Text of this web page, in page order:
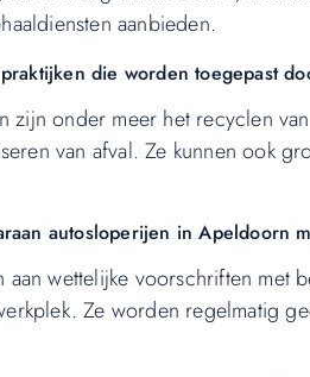
aanbieden.
die worden toegepast
zijn onder meer het recyclen
van afval. Ze kunnen ook
autosloperijen in Apeldoorn
wettelijke voorschriften met
Ze worden regelmatig